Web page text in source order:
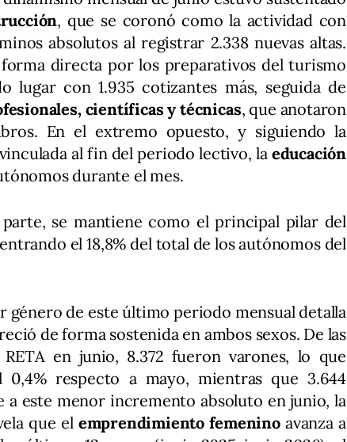
, que se coronó como la actividad con
absolutos al registrar 2.338 nuevas altas.
directa por los preparativos del turismo
lugar con 1.935 cotizantes más, seguida de
científicas y técnicas, que anotaron
En el extremo opuesto, y siguiendo la
al fin del periodo lectivo, la educación
durante el mes.
se mantiene como el principal pilar del
el 18,8% del total de los autónomos del
género de este último periodo mensual detalla
de forma sostenida en ambos sexos. De las
RETA en junio, 8.372 fueron varones, lo que
respecto a mayo, mientras que 3.644
a este menor incremento absoluto en junio, la
que elemprendimiento femeninoavanza a